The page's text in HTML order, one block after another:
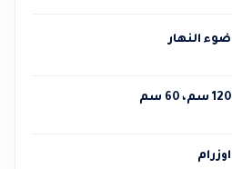
ضوء النهار
120 سم، 60 سم
اوزرام